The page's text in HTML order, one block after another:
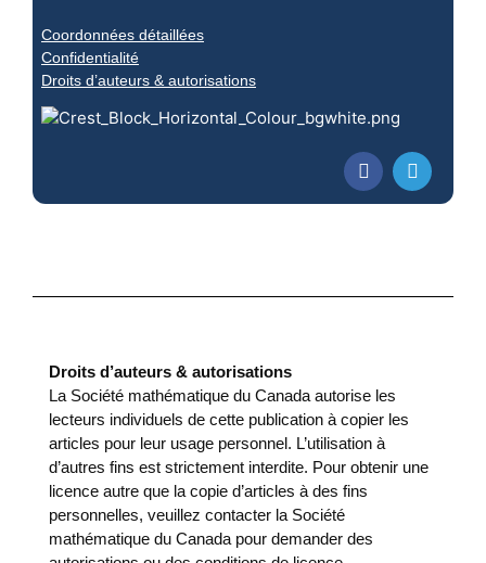
Coordonnées détaillées
Confidentialité
Droits d’auteurs & autorisations
Droits d’auteurs & autorisations
La Société mathématique du Canada autorise les
lecteurs individuels de cette publication à copier les
articles pour leur usage personnel. L’utilisation à
d’autres fins est strictement interdite. Pour obtenir une
licence autre que la copie d’articles à des fins
personnelles, veuillez contacter la Société
mathématique du Canada pour demander des